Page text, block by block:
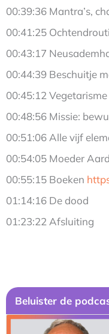
00:39:36 Mantra’s,
00:41:25
00:43:17
00:44:39 Beschuitje
00:45:12
00:48:56 Missie:
00:51:06 Alle vijf
00:54:05 Moeder
00:55:15 Boeken
01:14:16 De dood
01:23:22 Afsluiting
Beluister de